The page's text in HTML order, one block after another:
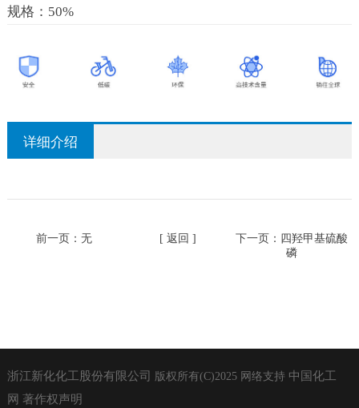
规格：50%
详细介绍
前一页：无 [ 返回 ] 下一页： 四羟甲基硫酸
磷
浙江新化化工股份有限公司 版权所有(C)2025网络支持 中国化工
网 著作权声明